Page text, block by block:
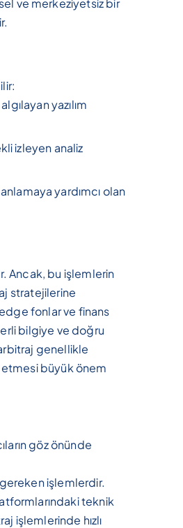
ve merkeziyetsiz bir
yazılım
izleyen analiz
yardımcı olan
Ancak, bu işlemlerin
stratejilerine
fonlar ve finans
bilgiye ve doğru
genellikle
büyük önem
göz önünde
işlemlerdir.
teknik
işlemlerinde hızlı